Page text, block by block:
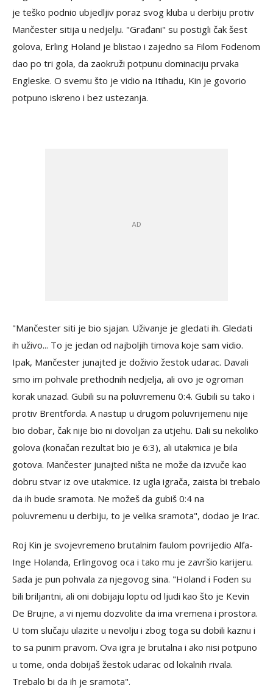
je teško podnio ubjedljiv poraz svog kluba u derbiju protiv
Mančester sitija u nedjelju. "Građani" su postigli čak šest
golova, Erling Holand je blistao i zajedno sa Filom Fodenom
dao po tri gola, da zaokruži potpunu dominaciju prvaka
Engleske. O svemu što je vidio na Itihadu, Kin je govorio
potpuno iskreno i bez ustezanja.
"Mančester siti je bio sjajan. Uživanje je gledati ih. Gledati
ih uživo... To je jedan od najboljih timova koje sam vidio.
Ipak, Mančester junajted je doživio žestok udarac. Davali
smo im pohvale prethodnih nedjelja, ali ovo je ogroman
korak unazad. Gubili su na poluvremenu 0:4. Gubili su tako i
protiv Brentforda. A nastup u drugom poluvrijemenu nije
bio dobar, čak nije bio ni dovoljan za utjehu. Dali su nekoliko
golova (konačan rezultat bio je 6:3), ali utakmica je bila
gotova. Mančester junajted ništa ne može da izvuče kao
dobru stvar iz ove utakmice. Iz ugla igrača, zaista bi trebalo
da ih bude sramota. Ne možeš da gubiš 0:4 na
poluvremenu u derbiju, to je velika sramota", dodao je Irac.
Roj Kin je svojevremeno brutalnim faulom povrijedio Alfa-
Inge Holanda, Erlingovog oca i tako mu je završio karijeru.
Sada je pun pohvala za njegovog sina. "Holand i Foden su
bili briljantni, ali oni dobijaju loptu od ljudi kao što je Kevin
De Brujne, a vi njemu dozvolite da ima vremena i prostora.
U tom slučaju ulazite u nevolju i zbog toga su dobili kaznu i
to sa punim pravom. Ova igra je brutalna i ako nisi potpuno
u tome, onda dobijaš žestok udarac od lokalnih rivala.
Trebalo bi da ih je sramota".